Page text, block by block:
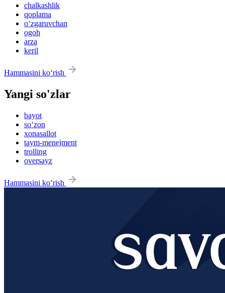
chalkashlik
qoplama
o‘zgaruvchan
ogoh
arza
keril
Hammasini ko‘rish
Yangi so'zlar
bayot
so‘zon
xonasallot
taym-menejment
trolling
oversayz
Hammasini ko‘rish